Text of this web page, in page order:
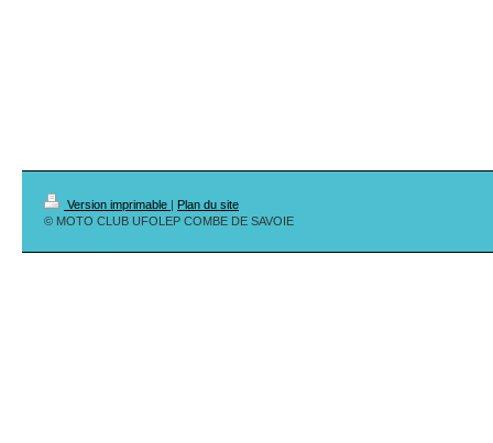
Version imprimable | Plan du site
© MOTO CLUB UFOLEP COMBE DE SAVOIE